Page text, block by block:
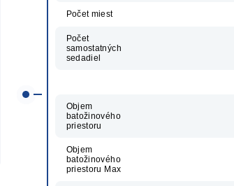
Počet miest
Počet
samostatných
sedadiel
Objem
batožinového
priestoru
Objem
batožinového
priestoru Max